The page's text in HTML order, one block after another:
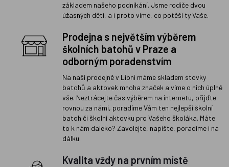
základem našeho podnikání. Jsme rodiče dvou
úžasných dětí, a i proto víme, co potěší ty Vaše.
Prodejna s největším výběrem
školních batohů v Praze a
odborným poradenstvím
Na naší prodejně v Libni máme skladem stovky
batohů a aktovek mnoha značek a víme o nich úplně
vše. Neztrácejte čas výběrem na internetu, přijďte
rovnou za námi, poradíme Vám ten nejlepší školní
batoh či školní aktovku pro Vašeho školáka. Máte
to k nám daleko? Zavolejte, napište, poradíme i na
dálku.
Kvalita vždy na prvním místě